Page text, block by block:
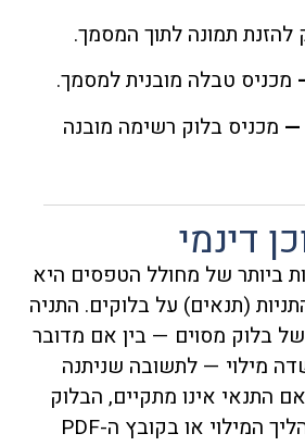
להזנת תמונה לתוך המסמך.
מכניס טבלה מובנית למסמך.
— מכניס בלוק רשימה מובנה
דינמי
ביותר של מחולל הטפסים היא
(תנאים) על בלוקים. התניה
בלוק מסוים — בין אם מדובר
מילוי — לתשובה שניתנה
התנאי אינו מתקיים, הבלוק
פשוט לא יופיע בתהליך המילוי או בקובץ ה-PDF